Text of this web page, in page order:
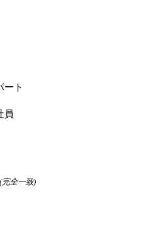
ート
員
(完全一致)